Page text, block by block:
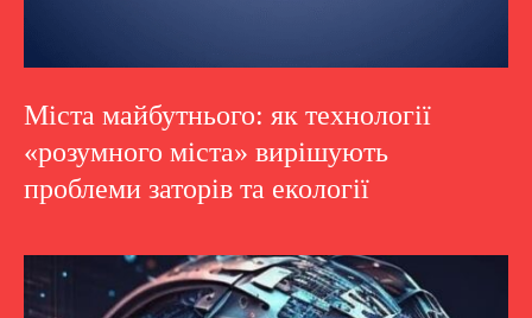
Міста майбутнього: як технології
«розумного міста» вирішують
проблеми заторів та екології